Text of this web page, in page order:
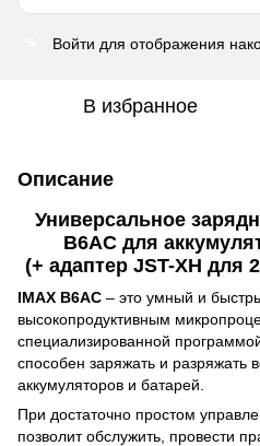
Войти для отображения
В избранное
Описание
Универсальное
B6AC для
(+ адаптер JST-XH для
IMAX B6AC – это умный и
высокопродуктивным
специализированной
способен заряжать и разряжать
аккумуляторов и батарей.
При достаточно простом
позволит обслужить, провести